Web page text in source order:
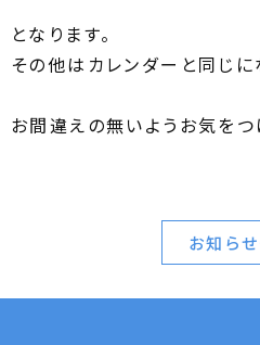
となります。
その他はカレンダーと同じに
お間違えの無いようお気をつ
お知ら